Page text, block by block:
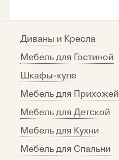
Диваны и Кресла
Мебель для Гостиной
Шкафы-купе
Мебель для Прихожей
Мебель для Детской
Мебель для Кухни
Мебель для Спальни